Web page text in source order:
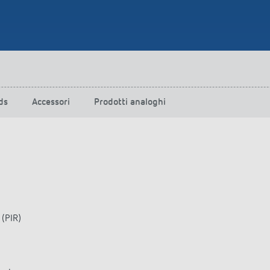
Accessori Prodotti analoghi